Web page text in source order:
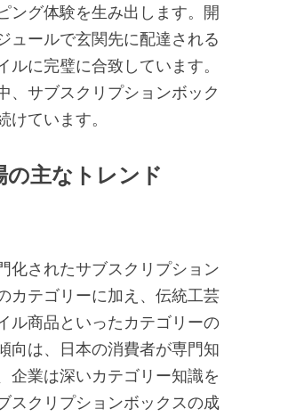
ング体験を生み出します。開
ュールで玄関先に配達される
に完璧に合致しています。
、サブスクリプションボック
ています。
主なトレンド
化されたサブスクリプション
カテゴリーに加え、伝統工芸
ル商品といったカテゴリーの
向は、日本の消費者が専門知
企業は深いカテゴリー知識を
スクリプションボックスの成